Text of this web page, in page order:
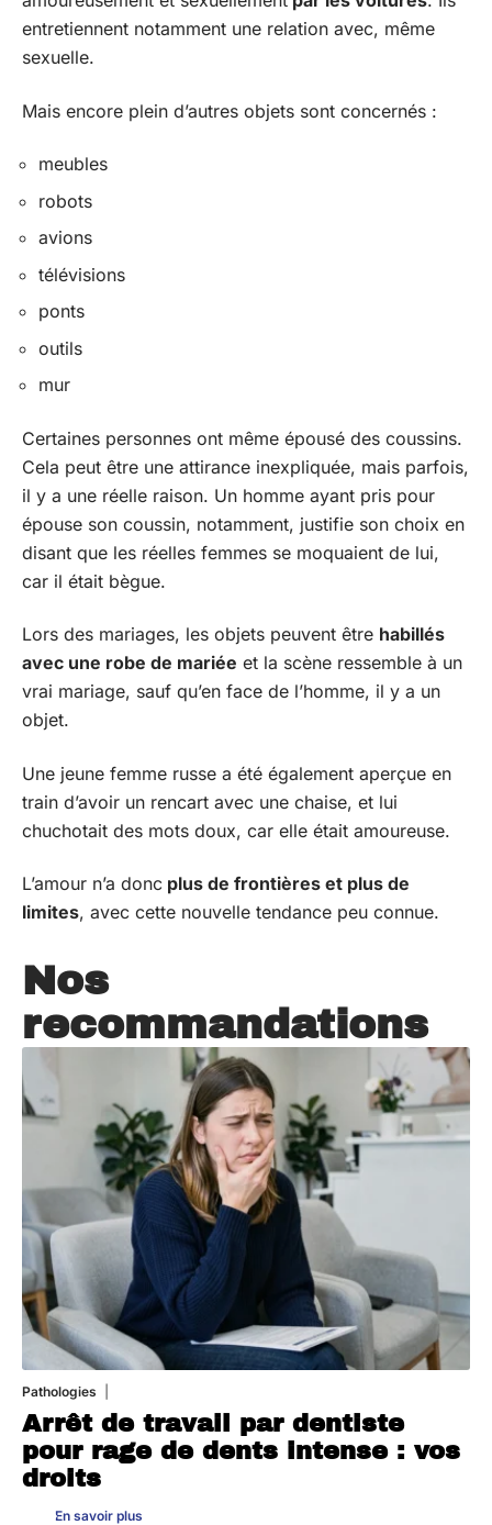
entretiennent notamment une relation avec, même
sexuelle.
Mais encore plein d’autres objets sont concernés :
meubles
robots
avions
télévisions
ponts
outils
mur
Certaines personnes ont même épousé des coussins.
Cela peut être une attirance inexpliquée, mais parfois,
il y a une réelle raison. Un homme ayant pris pour
épouse son coussin, notamment, justifie son choix en
disant que les réelles femmes se moquaient de lui,
car il était bègue.
Lors des mariages, les objets peuvent être habillés
avec une robe de mariée et la scène ressemble à un
vrai mariage, sauf qu’en face de l’homme, il y a un
objet.
Une jeune femme russe a été également aperçue en
train d’avoir un rencart avec une chaise, et lui
chuchotait des mots doux, car elle était amoureuse.
L’amour n’a donc plus de frontières et plus de
limites, avec cette nouvelle tendance peu connue.
Nos
recommandations
Pathologies
Arrêt de travail par dentiste
pour rage de dents intense : vos
droits
En savoir plus